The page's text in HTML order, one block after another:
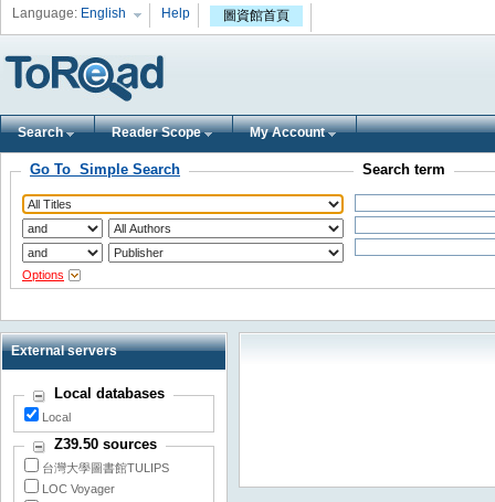
Language: English Help 圖資館首頁
Search Reader Scope My Account
Go To Simple Search
Options
Search term
External servers
Local databases
Local
Z39.50 sources
台灣大學圖書館TULIPS
LOC Voyager